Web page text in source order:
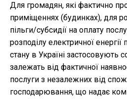
Для громадян, які фактично
приміщеннях (будинках), для
пільги/субсидії на оплату
розподілу електричної
стану в Україні застосовують
залежать від фактичної
послуги з незалежних від
господарювання, що надає